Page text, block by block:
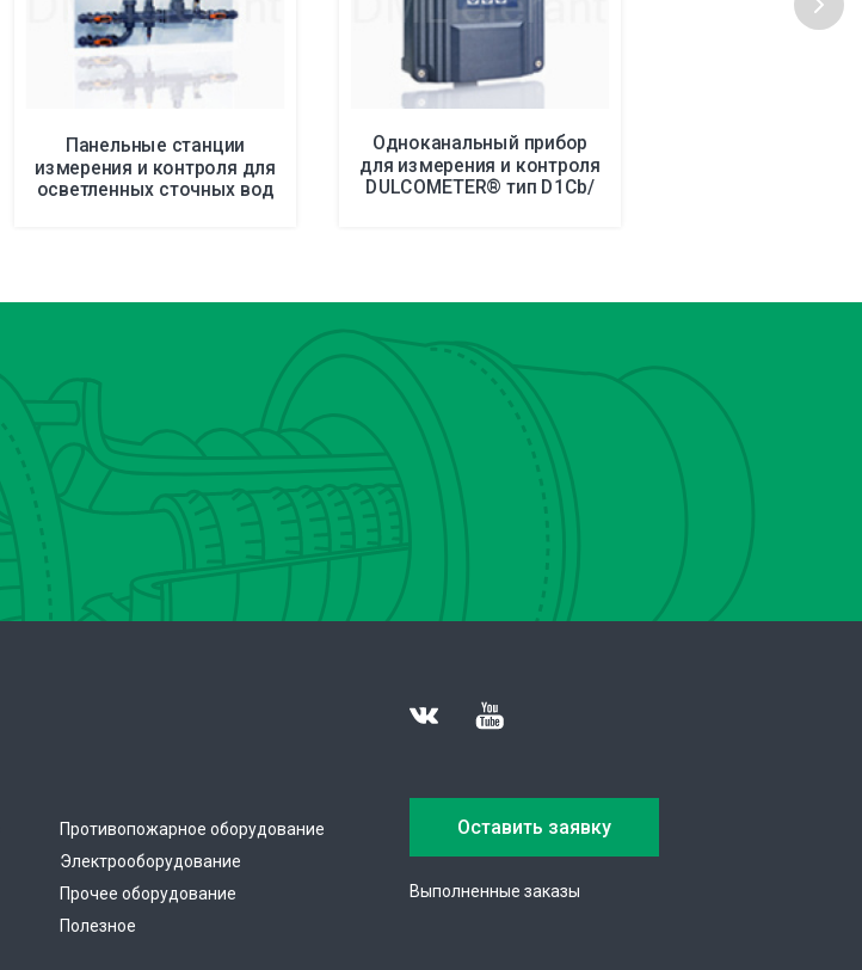
Панельные станции
измерения и контроля для
осветленных сточных вод
Одноканальный прибор
для измерения и контроля
DULCOMETER® тип D1Cb/
Противопожарное оборудование
Электрооборудование
Прочее оборудование
Полезное
Оставить заявку
Выполненные заказы